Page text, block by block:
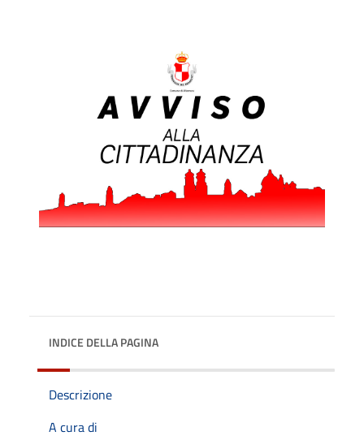
INDICE DELLA PAGINA
Descrizione
A cura di